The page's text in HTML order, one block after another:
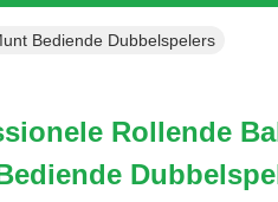
Bediende Dubbelspelers
Rollende